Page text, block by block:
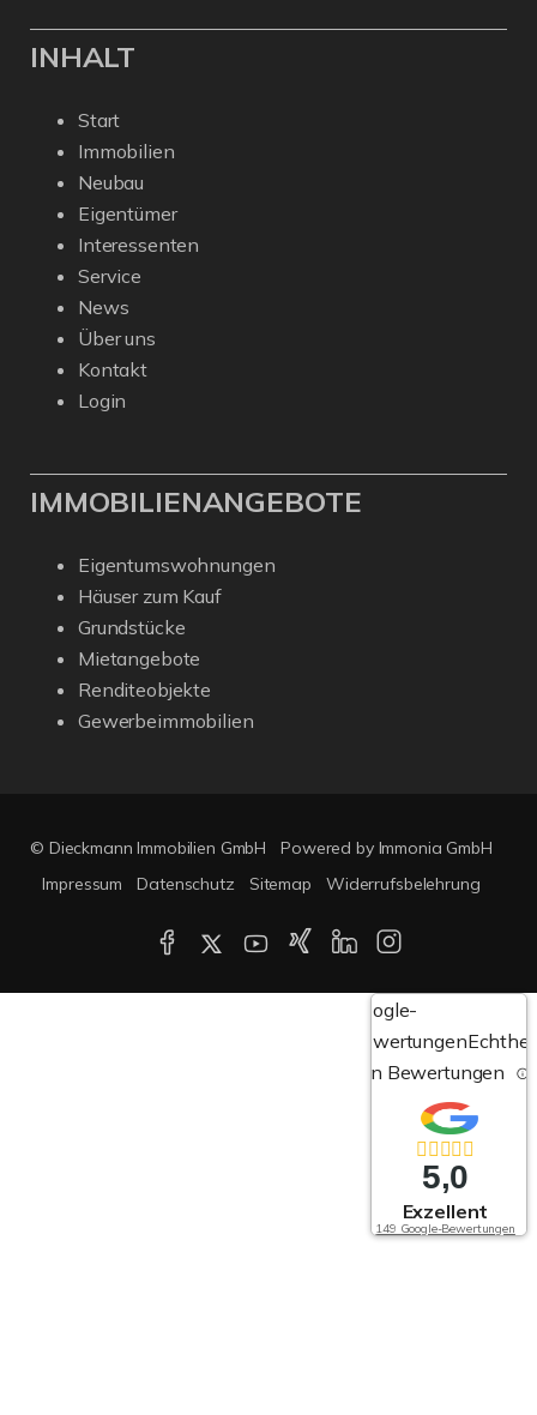
INHALT
Start
Immobilien
Neubau
Eigentümer
Interessenten
Service
News
Über uns
Kontakt
Login
IMMOBILIENANGEBOTE
Eigentumswohnungen
Häuser zum Kauf
Grundstücke
Mietangebote
Renditeobjekte
Gewerbeimmobilien
© Dieckmann Immobilien GmbH
Powered by Immonia GmbH
Impressum
Datenschutz Sitemap Widerrufsbelehrung
Google-
Bewertungen
von Bewertungen
5,0
Exzellent
149 Google-Bewertungen